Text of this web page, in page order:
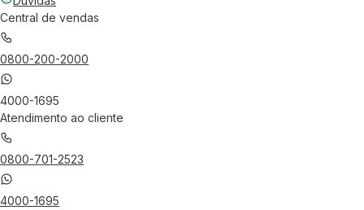
Central de vendas
0800-200-2000
4000-1695
Atendimento ao cliente
0800-701-2523
4000-1695